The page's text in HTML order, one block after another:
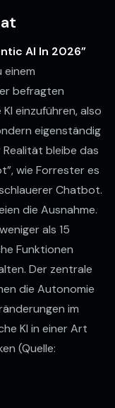
AI In 2026”
einem
befragten
einzuführen, also
eigenständig
bleibe das
wie Forrester es
Chatbot.
die Ausnahme.
als 15
Funktionen
Der zentrale
die Autonomie
im
KI in einer Art
(Quelle: